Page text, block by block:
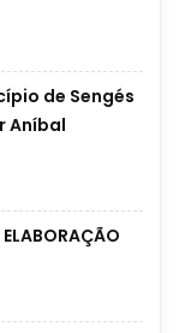
de Sengés
Aníbal
ELABORAÇÃO